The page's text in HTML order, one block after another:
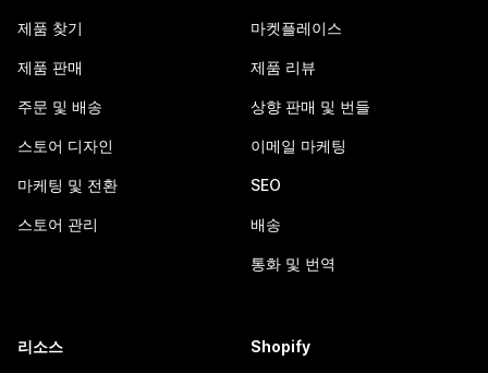
제품 찾기
제품 판매
주문 및 배송
스토어 디자인
마케팅 및 전환
스토어 관리
마켓플레이스
제품 리뷰
상향 판매 및 번들
이메일 마케팅
SEO
배송
통화 및 번역
리소스 Shopify